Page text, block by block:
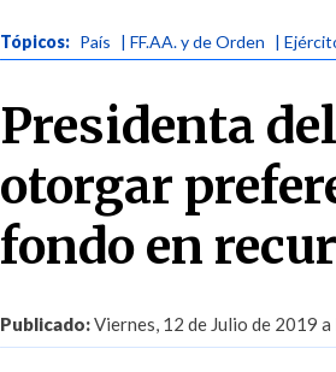
Tópicos: País | FF.AA. y de Orden |
Presidenta
otorgar
fondo en
Publicado:Viernes, 12 de Julio de 2019